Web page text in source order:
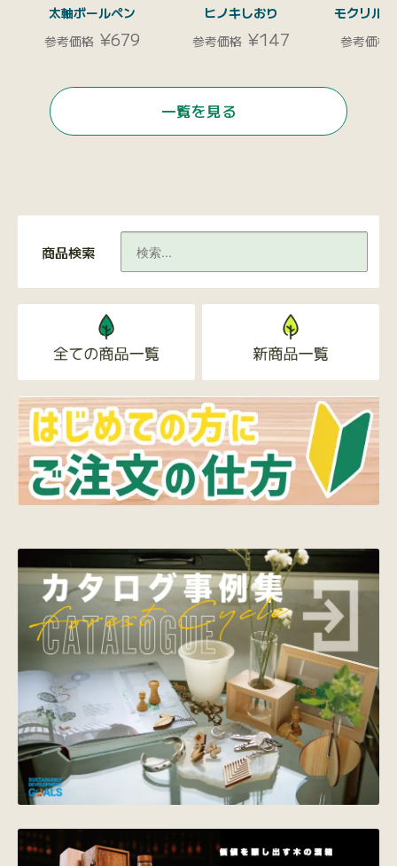
太軸ボールペン
参考価格 ¥679
ヒノキしおり
参考価格 ¥147
モクリル
参考価格
一覧を見る
商品検索